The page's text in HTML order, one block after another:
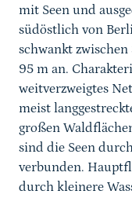
mit Seen und
südöstlich von
schwankt
95 m an.
weitverzweigtes
meist
großen
sind die Seen
verbunden.
durch kleinere